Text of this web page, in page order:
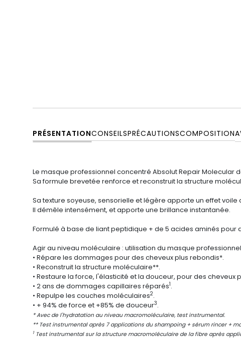
PRÉSENTATIONCONSEILSPRÉCAUTIONSCOMPOSITION
Le masque professionnel concentré Absolut Repair Molecular
Sa formule brevetée renforce et reconstruit la structure
Sa texture soyeuse, sensorielle et légère apporte un effet
Il démêle intensément, et apporte une brillance instantanée.
Formulé à base de liant peptidique + de 5 acides aminés pour
Agir au niveau moléculaire : utilisation du masque
• Répare les dommages pour des cheveux plus rebondis*.
• Reconstruit la structure moléculaire**.
• Restaure la force, l'élasticité et la douceur, pour des cheveux
• 2 ans de dommages capillaires réparés1 .
• Repulpe les couches moléculaires2.
• + 94% de force et +85% de douceur3.
* Avec de l'hydratation au niveau macromoléculaire, test instrumental.
** Test instrumental après 7 applications du shampoing + sérum rincer +
1 Test instrumental sur la structure macromoléculaire de la fibre après